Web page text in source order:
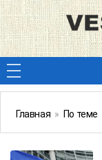
Главная » По теме